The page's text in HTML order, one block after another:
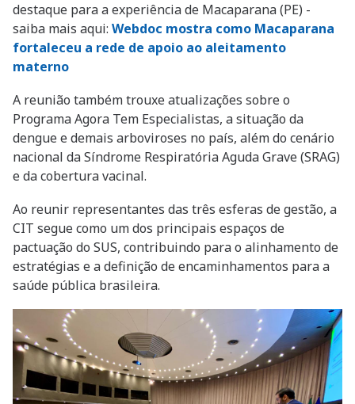
destaque para a experiência de Macaparana (PE) -
saiba mais aqui: Webdoc mostra como Macaparana
fortaleceu a rede de apoio ao aleitamento
materno
A reunião também trouxe atualizações sobre o
Programa Agora Tem Especialistas, a situação da
dengue e demais arboviroses no país, além do cenário
nacional da Síndrome Respiratória Aguda Grave (SRAG)
e da cobertura vacinal.
Ao reunir representantes das três esferas de gestão, a
CIT segue como um dos principais espaços de
pactuação do SUS, contribuindo para o alinhamento de
estratégias e a definição de encaminhamentos para a
saúde pública brasileira.